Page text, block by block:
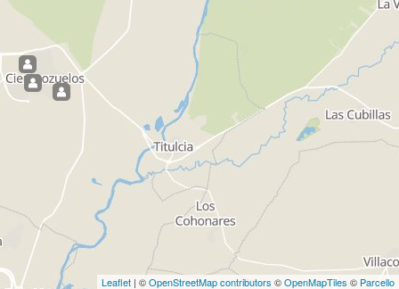
Leaflet | ©OpenStreetMap contributors ©OpenMapTiles © Parcello